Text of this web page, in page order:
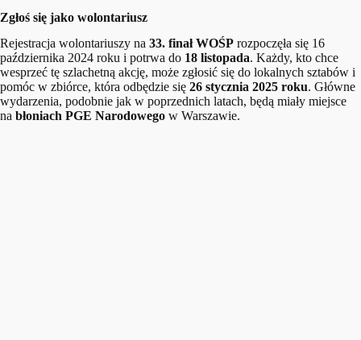
Zgłoś się jako wolontariusz
Rejestracja wolontariuszy na 33. finał WOŚP rozpoczęła się 16
października 2024 roku i potrwa do 18 listopada. Każdy, kto chce
wesprzeć tę szlachetną akcję, może zgłosić się do lokalnych sztabów i
pomóc w zbiórce, która odbędzie się 26 stycznia 2025 roku. Główne
wydarzenia, podobnie jak w poprzednich latach, będą miały miejsce
na błoniach PGE Narodowego w Warszawie.